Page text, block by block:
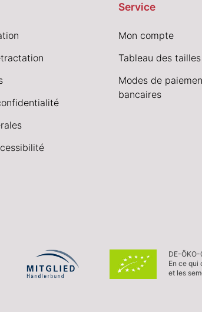
Service
Mon compte
Tableau des tailles
Modes de
bancaires
DE-
En ce qui
et les